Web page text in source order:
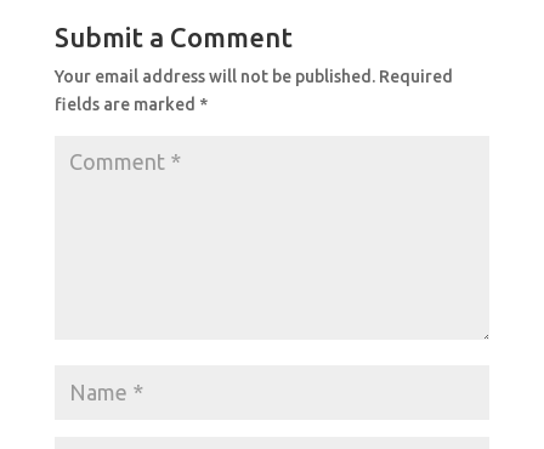
b
o
o
A
p
p
Submit a Comment
Your email address will not be published. Required
fields are marked *